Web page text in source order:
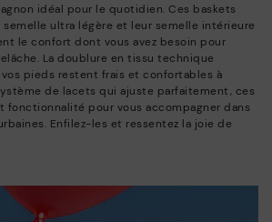
idéal pour le quotidien. Ces baskets
semelle ultra légère et leur semelle intérieure
le confort dont vous avez besoin pour
La doublure en tissu technique
pieds restent frais et confortables à
de lacets qui ajuste parfaitement, ces
fonctionnalité pour vous accompagner dans
Enfilez-les et ressentez la joie de